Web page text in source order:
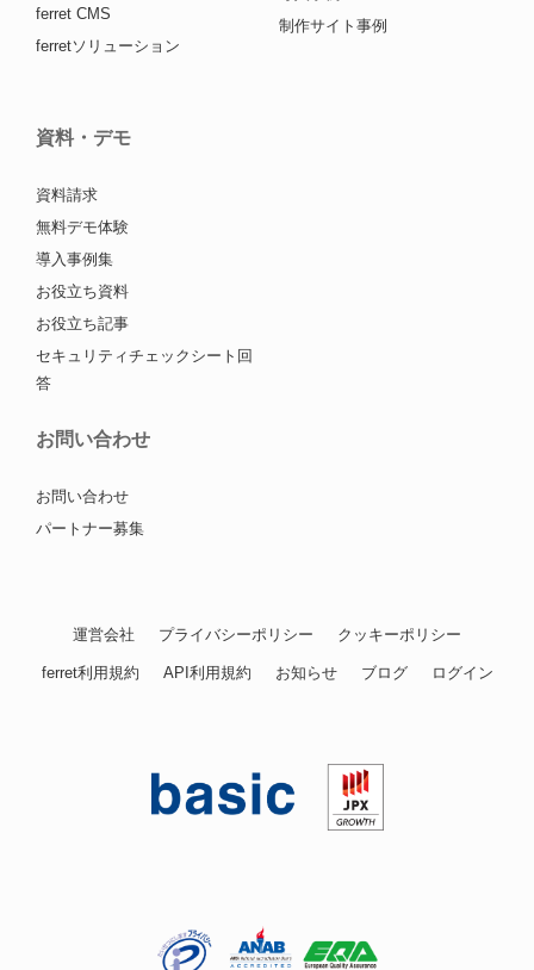
ferret CMS
ferretソリューション
制作サイト事例
資料・デモ
資料請求
無料デモ体験
導入事例集
お役立ち資料
お役立ち記事
セキュリティチェックシート回
答
お問い合わせ
お問い合わせ
パートナー募集
運営会社 プライバシーポリシー クッキーポリシー
ferret利用規約 API利用規約 お知らせ ブログ ログイン